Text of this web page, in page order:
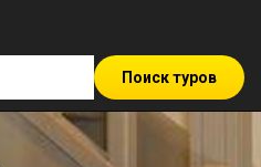
Поиск туров